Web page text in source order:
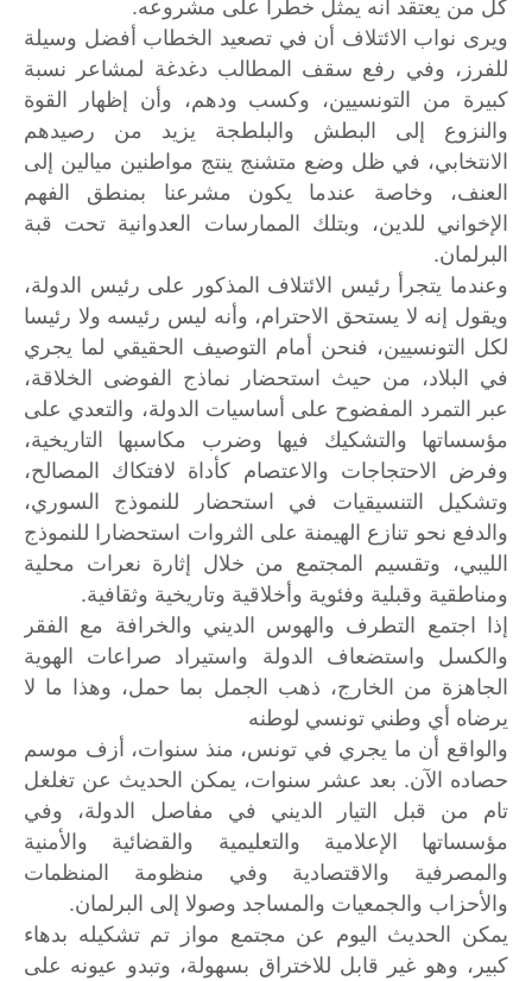
ويرى نواب الائتلاف أن في تصعيد الخطاب أفضل وسيلة
للفرز، وفي رفع سقف المطالب دغدغة لمشاعر نسبة
كبيرة من التونسيين، وكسب ودهم، وأن إظهار القوة
والنزوع إلى البطش والبلطجة يزيد من رصيدهم
الانتخابي، في ظل وضع متشنج ينتج مواطنين ميالين إلى
العنف، وخاصة عندما يكون مشرعنا بمنطق الفهم
الإخواني للدين، وبتلك الممارسات العدوانية تحت قبة
البرلمان.
وعندما يتجرأ رئيس الائتلاف المذكور على رئيس الدولة،
ويقول إنه لا يستحق الاحترام، وأنه ليس رئيسه ولا رئيسا
لكل التونسيين، فنحن أمام التوصيف الحقيقي لما يجري
في البلاد، من حيث استحضار نماذج الفوضى الخلاقة،
عبر التمرد المفضوح على أساسيات الدولة، والتعدي على
مؤسساتها والتشكيك فيها وضرب مكاسبها التاريخية،
وفرض الاحتجاجات والاعتصام كأداة لافتكاك المصالح،
وتشكيل التنسيقيات في استحضار للنموذج السوري،
والدفع نحو تنازع الهيمنة على الثروات استحضارا للنموذج
الليبي، وتقسيم المجتمع من خلال إثارة نعرات محلية
ومناطقية وقبلية وفئوية وأخلاقية وتاريخية وثقافية.
إذا اجتمع التطرف والهوس الديني والخرافة مع الفقر
والكسل واستضعاف الدولة واستيراد صراعات الهوية
الجاهزة من الخارج، ذهب الجمل بما حمل، وهذا ما لا
يرضاه أي وطني تونسي لوطنه
والواقع أن ما يجري في تونس، منذ سنوات، أزف موسم
حصاده الآن. بعد عشر سنوات، يمكن الحديث عن تغلغل
تام من قبل التيار الديني في مفاصل الدولة، وفي
مؤسساتها الإعلامية والتعليمية والقضائية والأمنية
والمصرفية والاقتصادية وفي منظومة المنظمات
والأحزاب والجمعيات والمساجد وصولا إلى البرلمان.
يمكن الحديث اليوم عن مجتمع مواز تم تشكيله بدهاء
كبير، وهو غير قابل للاختراق بسهولة، وتبدو عيونه على